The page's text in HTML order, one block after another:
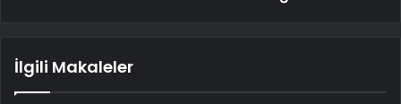
İlgili Makaleler